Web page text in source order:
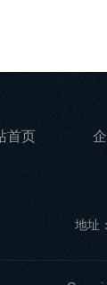
首页
地址